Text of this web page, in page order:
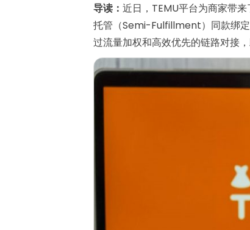
导读： 近日，TEMU平台为商家带
托管（Semi-Fulfillment）同款绑定
过流量加权和高效优先的链路对接